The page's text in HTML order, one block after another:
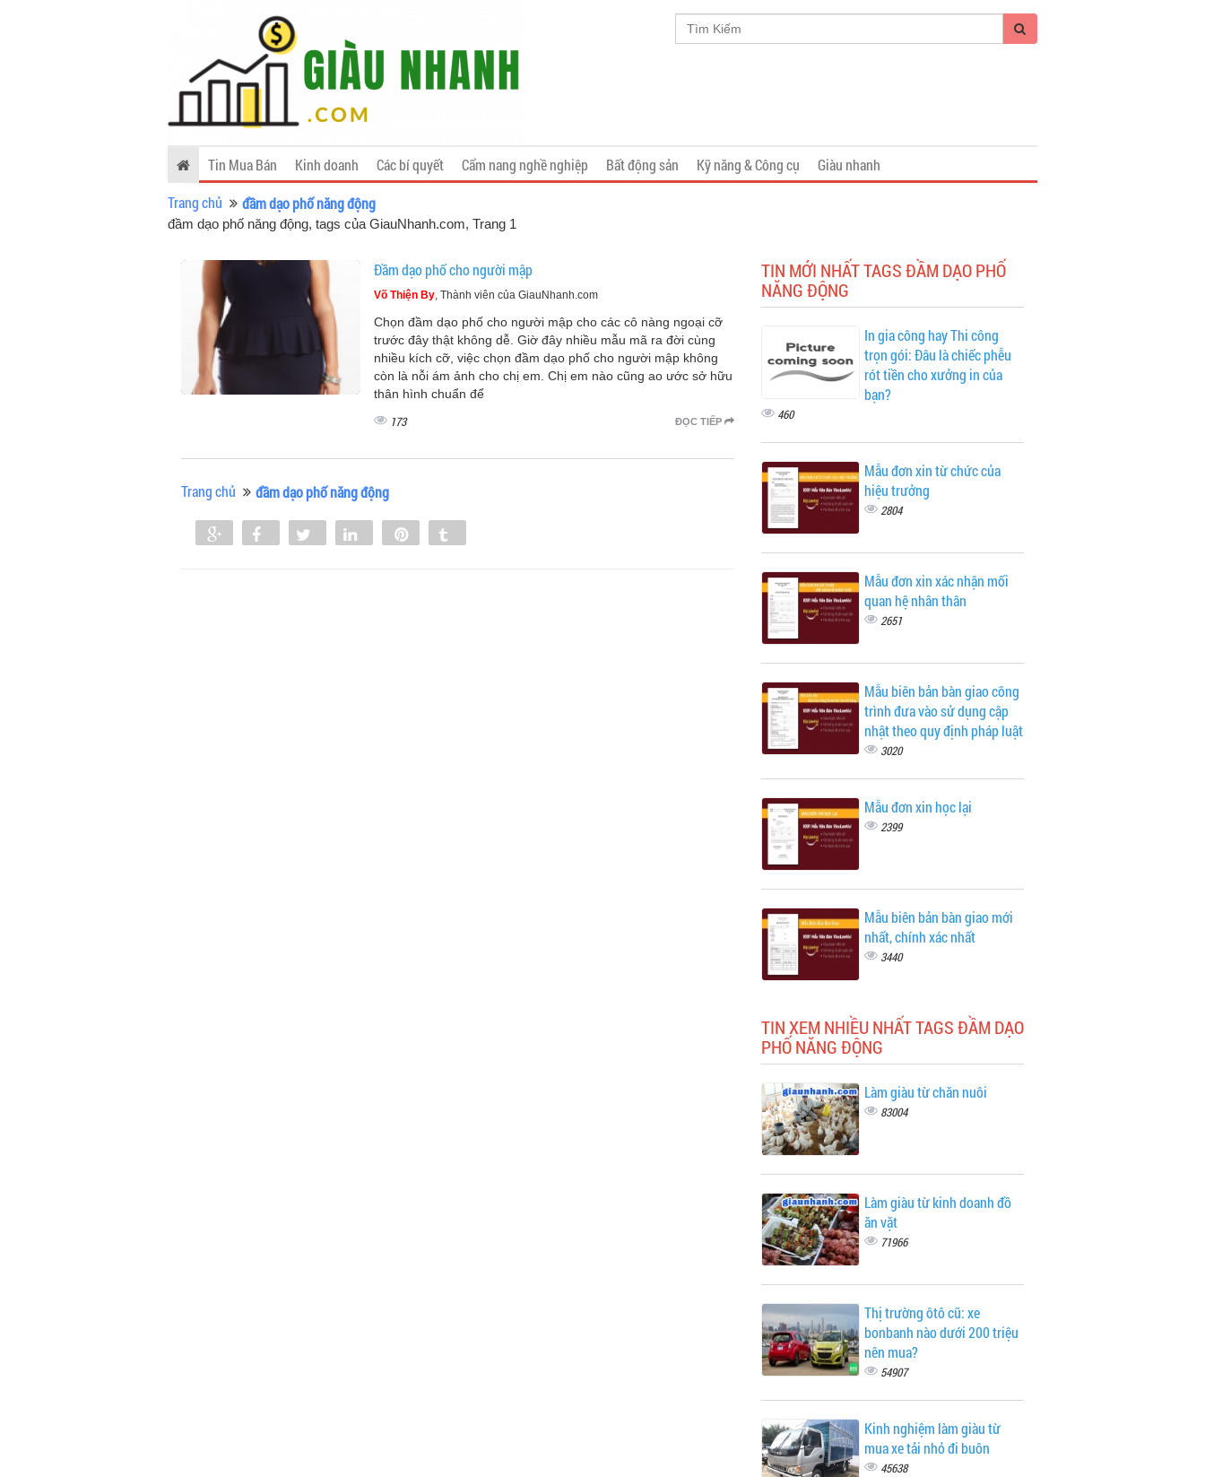
Tin Mua Bán Kinh doanh Các bí quyết Cẩm nang nghề nghiệp Bất động sản Kỹ năng & Công cụ
Giàu nhanh
Trang chủ
đầm dạo phố năng động
đầm dạo phố năng động, tags của GiauNhanh.com, Trang 1
Đầm dạo phố cho người mập
Võ Thiện By, Thành viên của GiauNhanh.com
Chọn đầm dạo phố cho người mập cho các cô nàng ngoại cỡ
trước đây thật không dễ. Giờ đây nhiều mẫu mã ra đời cùng
nhiều kích cỡ, việc chọn đầm dạo phố cho người mập không
còn là nỗi ám ảnh cho chị em. Chị em nào cũng ao ước sở hữu
thân hình chuẩn để
ĐỌC TIẾP
173
Trang chủ đầm dạo phố năng động
Share Share Tweet Share
TIN MỚI NHẤT TAGS ĐẦM DẠO PHỐ
NĂNG ĐỘNG
In gia công hay Thi công
trọn gói: Đâu là chiếc phễu
rót tiền cho xưởng in của
bạn?
460
Mẫu đơn xin từ chức của
hiệu trưởng
2804
Mẫu đơn xin xác nhận mối
quan hệ nhân thân
2651
Mẫu biên bản bàn giao công
trình đưa vào sử dụng cập
nhật theo quy định pháp luật
3020
Mẫu đơn xin học lại
2399
Mẫu biên bản bàn giao mới
nhất, chính xác nhất
3440
TIN XEM NHIỀU NHẤT TAGS ĐẦM DẠO
PHỐ NĂNG ĐỘNG
Làm giàu từ chăn nuôi
83004
Làm giàu từ kinh doanh đồ
ăn vặt
71966
Thị trường ôtô cũ: xe
bonbanh nào dưới 200 triệu
nên mua?
54907
Kinh nghiệm làm giàu từ
mua xe tải nhỏ đi buôn
45638